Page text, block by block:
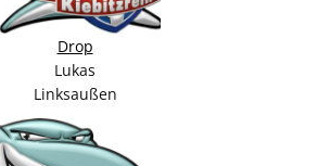
Drop
Lukas
Linksaußen